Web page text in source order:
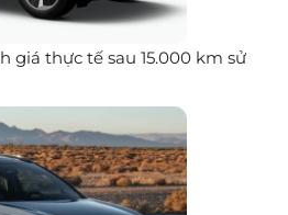
giá thực tế sau 15.000 km sử